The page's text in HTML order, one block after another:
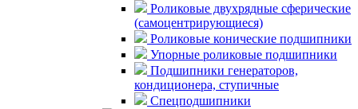
Роликовые двухрядные сферические
(самоцентрирующиеся)
Роликовые конические подшипники
Упорные роликовые подшипники
Подшипники генераторов,
кондиционера, ступичные
Спецподшипники